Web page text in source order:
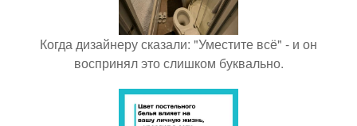
Когда дизайнеру сказали: "Уместите всё" - и он
воспринял это слишком буквально.